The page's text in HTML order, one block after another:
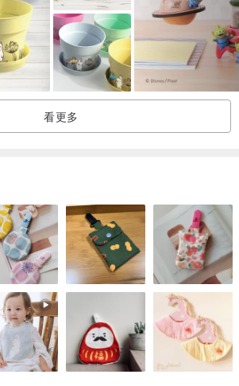
，全館商品恕不接受非瑕疵或商品寄件錯誤
訊確認下單，謝謝。
障雙方權益。若有運送損毀的狀況，以開箱
作，請安心使用。
用，嚴禁使陶器急速生降溫（直火加熱及冷
潔，避免鋼刷、洗碗機清洗致使陶瓷表面受
。
看更多